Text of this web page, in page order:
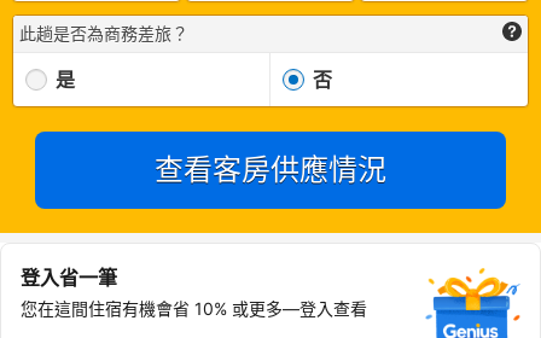
此趟是否為商務差旅？
是 否
查看客房供應情況
登入省一筆
您在這間住宿有機會省 10% 或更多—登入查看